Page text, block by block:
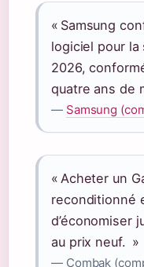
« Samsung
logiciel pour la
2026,
quatre ans de
— Samsung
« Acheter un
reconditionné
d’économiser
au prix neuf. »
— Combak